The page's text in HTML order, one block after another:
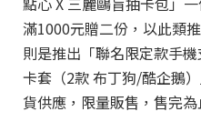
滿1000元贈二份，以此類
則是推出「聯名限定款手
卡套（2款 布丁狗/酷企鵝
貨供應，限量販售，售完為